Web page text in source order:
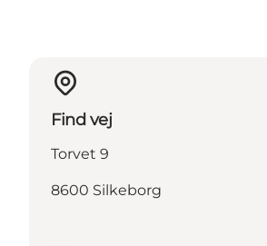
Find vej
Torvet 9
8600 Silkeborg